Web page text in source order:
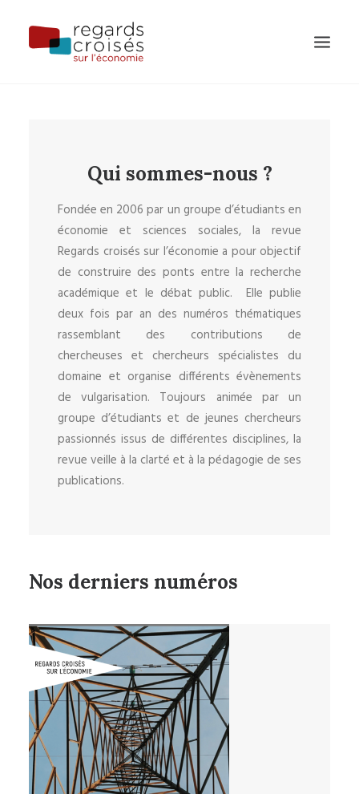
À PROPOS
RECHERCHE
Qui sommes-nous ?
Fondée en 2006 par un groupe d’étudiants en
économie et sciences sociales, la revue
Regards croisés sur l’économie a pour objectif
de construire des ponts entre la recherche
académique et le débat public. Elle publie
deux fois par an des numéros thématiques
rassemblant des contributions de
chercheuses et chercheurs spécialistes du
domaine et organise différents évènements
de vulgarisation. Toujours animée par un
groupe d’étudiants et de jeunes chercheurs
passionnés issus de différentes disciplines, la
revue veille à la clarté et à la pédagogie de ses
publications.
Nos derniers numéros